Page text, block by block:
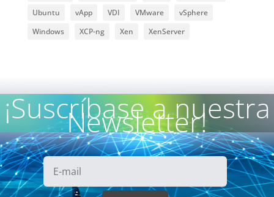
Ubuntu
vApp VDI VMware
vSphere
Windows
XCP-ng Xen XenServer
¡Suscríbase a nuestra
Newsletter!